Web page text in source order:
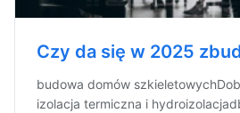
Czy da się w 2025
budowa domów
izolacja termiczna i